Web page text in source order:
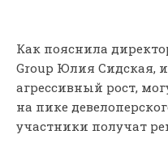
Как пояснила
Group Юлия Сидская,
агрессивный рост,
на пике
участники получат